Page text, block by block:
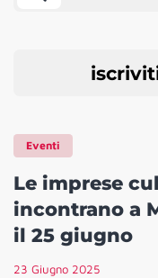
Eventi
Le imprese
incontrano a
il 25 giugno
23 Giugno 2025